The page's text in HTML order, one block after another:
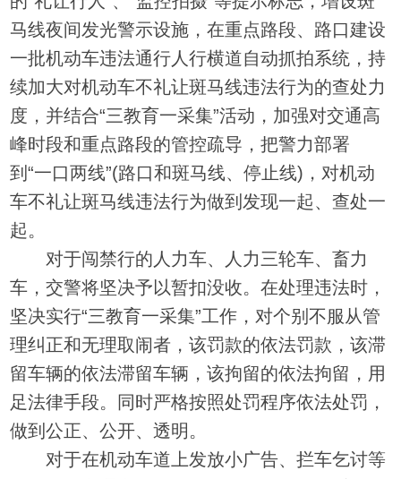
马线夜间发光警示设施，在重点路段、路口建设
一批机动车违法通行人行横道自动抓拍系统，持
续加大对机动车不礼让斑马线违法行为的查处力
度，并结合“三教育一采集”活动，加强对交通高
峰时段和重点路段的管控疏导，把警力部署
到“一口两线”(路口和斑马线、停止线)，对机动
车不礼让斑马线违法行为做到发现一起、查处一
起。
对于闯禁行的人力车、人力三轮车、畜力
车，交警将坚决予以暂扣没收。在处理违法时，
坚决实行“三教育一采集”工作，对个别不服从管
理纠正和无理取闹者，该罚款的依法罚款，该滞
留车辆的依法滞留车辆，该拘留的依法拘留，用
足法律手段。同时严格按照处罚程序依法处罚，
做到公正、公开、透明。
对于在机动车道上发放小广告、拦车乞讨等